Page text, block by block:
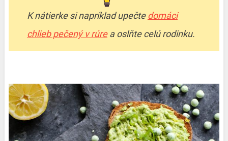
K nátierke si napríklad upečtedomáci
chlieb pečený v rúrea oslňte celú rodinku.